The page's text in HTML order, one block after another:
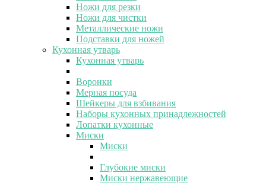
Ножи для резки
Ножи для чистки
Металлические ножи
Подставки для ножей
Кухонная утварь
Кухонная утварь
Воронки
Мерная посуда
Шейкеры для взбивания
Наборы кухонных принадлежностей
Лопатки кухонные
Миски
Миски
Глубокие миски
Миски нержавеющие